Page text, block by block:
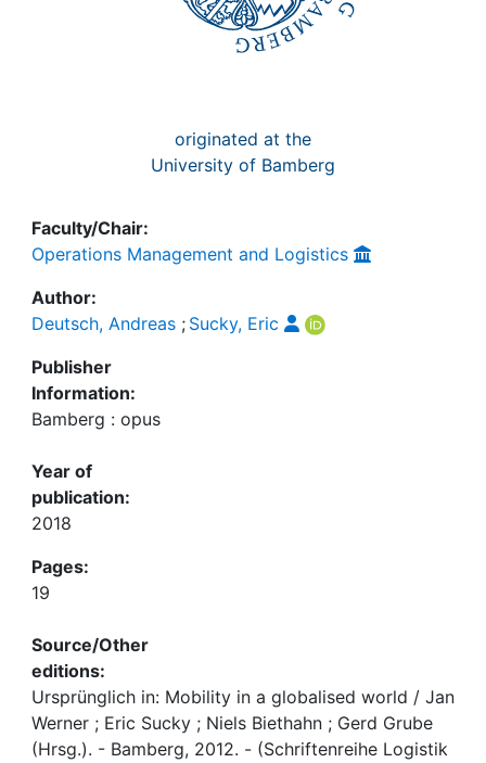
originated at the
University of Bamberg
Faculty/Chair:
Operations Management and Logistics
Author:
Deutsch, Andreas ; Sucky, Eric
Publisher
Information:
Bamberg : opus
Year of
publication:
2018
Pages:
19
Source/Other
editions:
Ursprünglich in: Mobility in a globalised world / Jan
Werner ; Eric Sucky ; Niels Biethahn ; Gerd Grube
(Hrsg.). - Bamberg, 2012. - (Schriftenreihe Logistik